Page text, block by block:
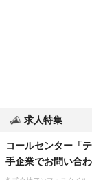
求人特集
コールセンター「
手企業でお問い合